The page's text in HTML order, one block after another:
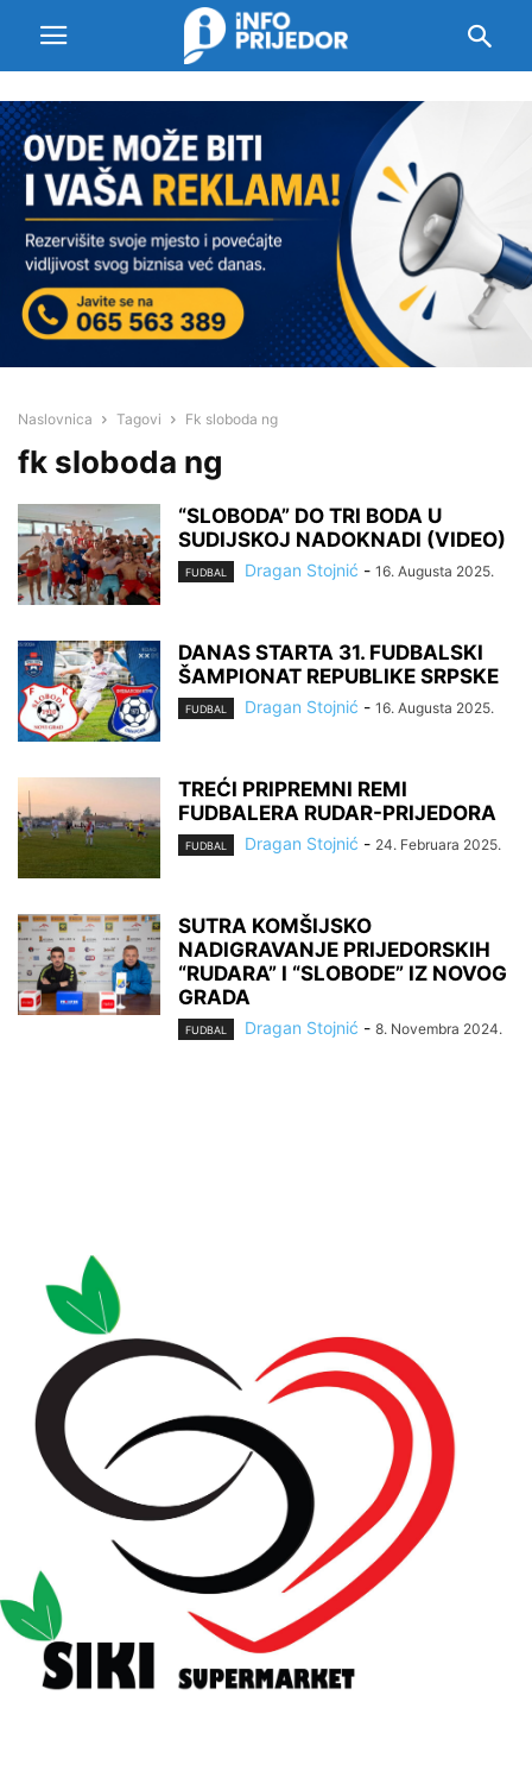
Naslovnica Tagovi Fk sloboda ng
fk sloboda ng
“SLOBODA” DO TRI BODA U
SUDIJSKOJ NADOKNADI (VIDEO)
FUDBAL Dragan Stojnić - 16. Augusta 2025.
DANAS STARTA 31. FUDBALSKI
ŠAMPIONAT REPUBLIKE SRPSKE
FUDBAL Dragan Stojnić - 16. Augusta 2025.
TREĆI PRIPREMNI REMI
FUDBALERA RUDAR-PRIJEDORA
FUDBAL Dragan Stojnić - 24. Februara 2025.
SUTRA KOMŠIJSKO
NADIGRAVANJE PRIJEDORSKIH
“RUDARA” I “SLOBODE” IZ NOVOG
GRADA
FUDBAL Dragan Stojnić - 8. Novembra 2024.